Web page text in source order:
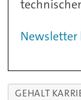
Newsletter
GEHALT